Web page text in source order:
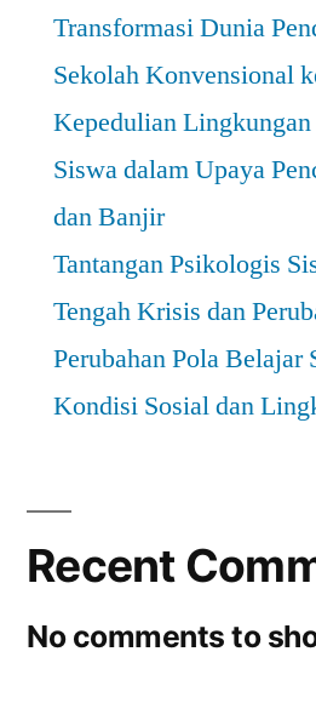
Transformasi Dunia
Sekolah Konvensional
Kepedulian
Siswa dalam Upaya
dan Banjir
Tantangan Psikologis
Tengah Krisis dan
Perubahan Pola
Kondisi Sosial dan
Recent
No comments to